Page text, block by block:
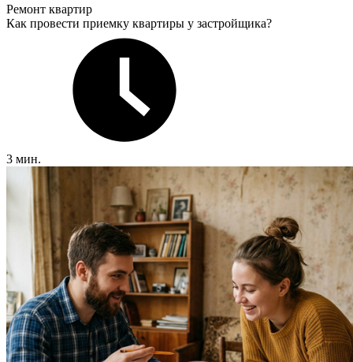
Ремонт квартир
Как провести приемку квартиры у застройщика?
3 мин.